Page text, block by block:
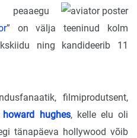
” on välja teeninud kolm
ning kandideerib 11
filmiprodutsent,
howard hughes, kelle elu oli
tänapäeva hollywood võib